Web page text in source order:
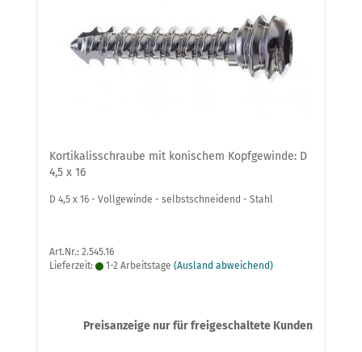
Kortikalisschraube mit konischem Kopfgewinde: D
4,5 x 16
D 4,5 x 16 - Vollgewinde - selbstschneidend - Stahl
Art.Nr.: 2.545.16
Lieferzeit:
1-2 Arbeitstage (Ausland abweichend)
Preisanzeige nur für freigeschaltete Kunden